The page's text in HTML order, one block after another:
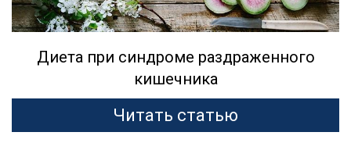
Диета при синдроме раздраженного
кишечника
Читать статью